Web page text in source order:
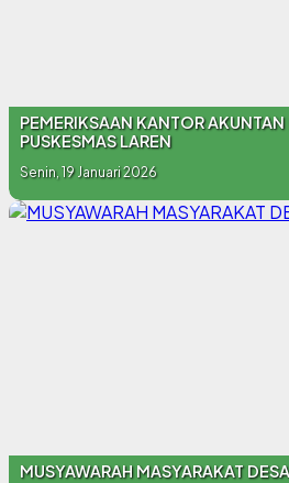
PEMERIKSAAN KANTOR
PUSKESMAS LAREN
Senin, 19 Januari 2026
MUSYAWARAH MASYARAKAT